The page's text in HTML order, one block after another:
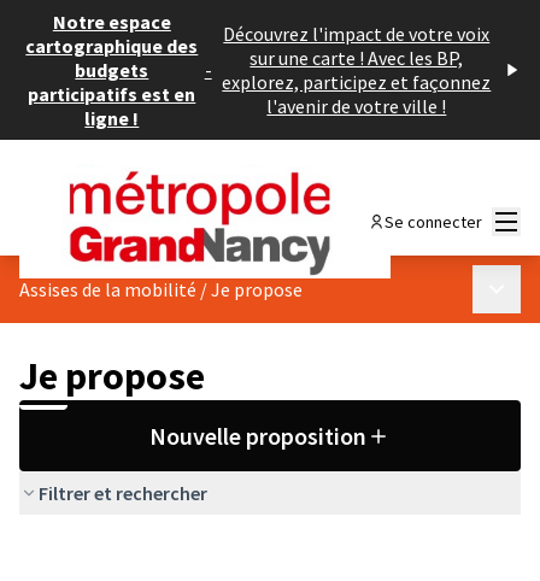
Notre espace
cartographique des
budgets
participatifs est en
ligne !
-
Découvrez l'impact de votre voix
sur une carte ! Avec les BP,
explorez, participez et façonnez
l'avenir de votre ville !
Se connecter
Assises de la mobilité /Je propose
Je propose
Nouvelle proposition
Filtrer et rechercher